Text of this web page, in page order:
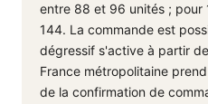
entre 88 et 96 unités ; pour
144. La commande est
dégressif s'active à partir de
France métropolitaine prend
de la confirmation de